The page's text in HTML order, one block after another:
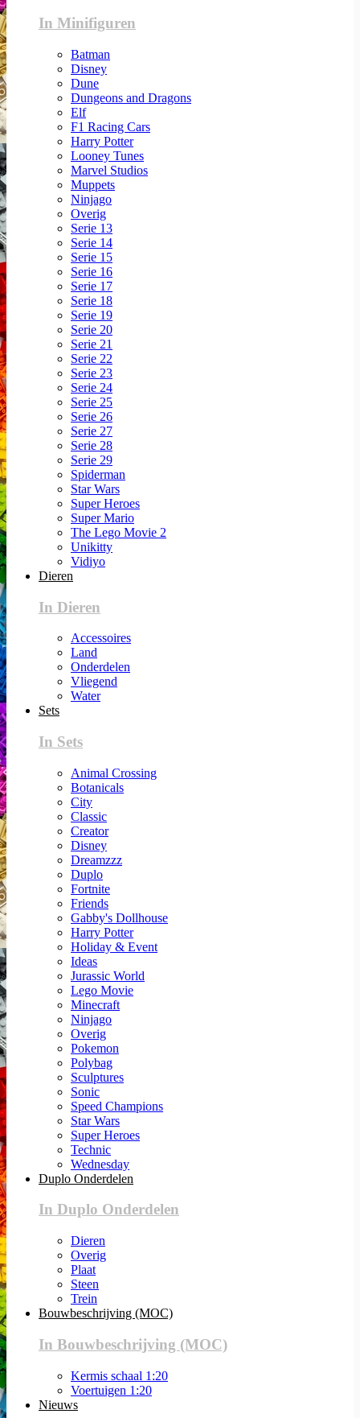
In Minifiguren
Batman
Disney
Dune
Dungeons and Dragons
Elf
F1 Racing Cars
Harry Potter
Looney Tunes
Marvel Studios
Muppets
Ninjago
Overig
Serie 13
Serie 14
Serie 15
Serie 16
Serie 17
Serie 18
Serie 19
Serie 20
Serie 21
Serie 22
Serie 23
Serie 24
Serie 25
Serie 26
Serie 27
Serie 28
Serie 29
Spiderman
Star Wars
Super Heroes
Super Mario
The Lego Movie 2
Unikitty
Vidiyo
Dieren
In Dieren
Accessoires
Land
Onderdelen
Vliegend
Water
Sets
In Sets
Animal Crossing
Botanicals
City
Classic
Creator
Disney
Dreamzzz
Duplo
Fortnite
Friends
Gabby's Dollhouse
Harry Potter
Holiday & Event
Ideas
Jurassic World
Lego Movie
Minecraft
Ninjago
Overig
Pokemon
Polybag
Sculptures
Sonic
Speed Champions
Star Wars
Super Heroes
Technic
Wednesday
Duplo Onderdelen
In Duplo Onderdelen
Dieren
Overig
Plaat
Steen
Trein
Bouwbeschrijving (MOC)
In Bouwbeschrijving (MOC)
Kermis schaal 1:20
Voertuigen 1:20
Nieuws